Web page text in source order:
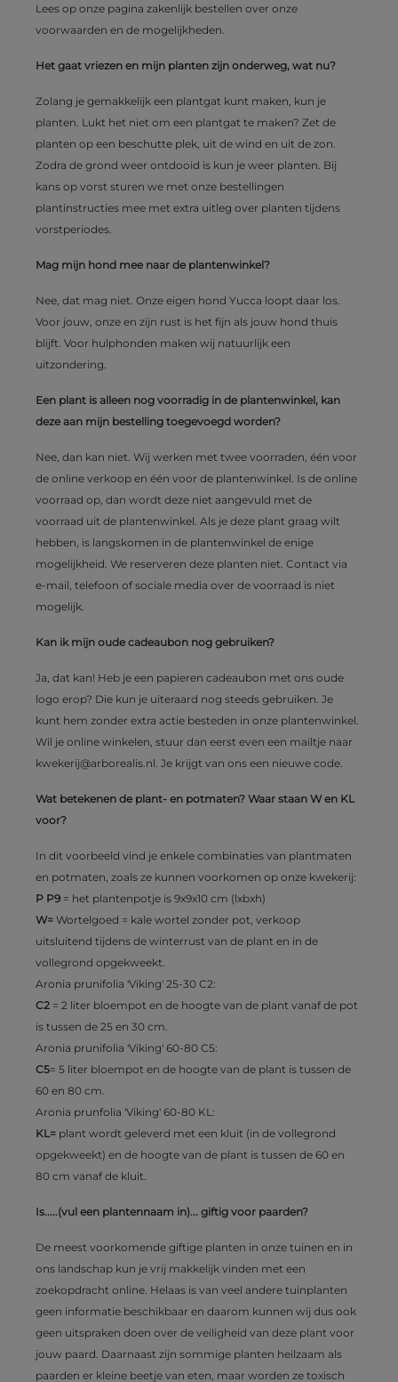
Lees op onze pagina zakenlijk bestellen over onze
voorwaarden en de mogelijkheden.
Het gaat vriezen en mijn planten zijn onderweg, wat nu?
Zolang je gemakkelijk een plantgat kunt maken, kun je
planten. Lukt het niet om een plantgat te maken? Zet de
planten op een beschutte plek, uit de wind en uit de zon.
Zodra de grond weer ontdooid is kun je weer planten. Bij
kans op vorst sturen we met onze bestellingen
plantinstructies mee met extra uitleg over planten tijdens
vorstperiodes.
Mag mijn hond mee naar de plantenwinkel?
Nee, dat mag niet. Onze eigen hond Yucca loopt daar los.
Voor jouw, onze en zijn rust is het fijn als jouw hond thuis
blijft. Voor hulphonden maken wij natuurlijk een
uitzondering.
Een plant is alleen nog voorradig in de plantenwinkel, kan
deze aan mijn bestelling toegevoegd worden?
Nee, dan kan niet. Wij werken met twee voorraden, één voor
de online verkoop en één voor de plantenwinkel. Is de online
voorraad op, dan wordt deze niet aangevuld met de
voorraad uit de plantenwinkel. Als je deze plant graag wilt
hebben, is langskomen in de plantenwinkel de enige
mogelijkheid. We reserveren deze planten niet. Contact via
e-mail, telefoon of sociale media over de voorraad is niet
mogelijk.
Kan ik mijn oude cadeaubon nog gebruiken?
Ja, dat kan! Heb je een papieren cadeaubon met ons oude
logo erop? Die kun je uiteraard nog steeds gebruiken. Je
kunt hem zonder extra actie besteden in onze plantenwinkel.
Wil je online winkelen, stuur dan eerst even een mailtje naar
kwekerij@arborealis.nl. Je krijgt van ons een nieuwe code.
Wat betekenen de plant- en potmaten? Waar staan W en KL
voor?
In dit voorbeeld vind je enkele combinaties van plantmaten
en potmaten, zoals ze kunnen voorkomen op onze kwekerij:
P P9 = het plantenpotje is 9x9x10 cm (lxbxh)
W= Wortelgoed = kale wortel zonder pot, verkoop
uitsluitend tijdens de winterrust van de plant en in de
vollegrond opgekweekt.
Aronia prunifolia 'Viking' 25-30 C2:
C2 = 2 liter bloempot en de hoogte van de plant vanaf de pot
is tussen de 25 en 30 cm.
Aronia prunifolia 'Viking' 60-80 C5:
C5= 5 liter bloempot en de hoogte van de plant is tussen de
60 en 80 cm.
Aronia prunfolia 'Viking' 60-80 KL:
KL= plant wordt geleverd met een kluit (in de vollegrond
opgekweekt) en de hoogte van de plant is tussen de 60 en
80 cm vanaf de kluit.
Is.....(vul een plantennaam in)... giftig voor paarden?
De meest voorkomende giftige planten in onze tuinen en in
ons landschap kun je vrij makkelijk vinden met een
zoekopdracht online. Helaas is van veel andere tuinplanten
geen informatie beschikbaar en daarom kunnen wij dus ook
geen uitspraken doen over de veiligheid van deze plant voor
jouw paard. Daarnaast zijn sommige planten heilzaam als
paarden er kleine beetje van eten, maar worden ze toxisch